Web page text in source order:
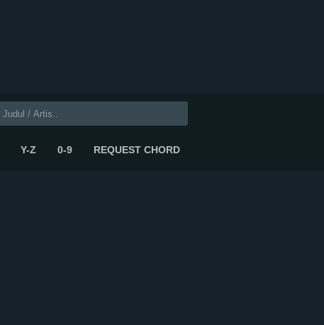
Y-Z 0-9 REQUEST CHORD